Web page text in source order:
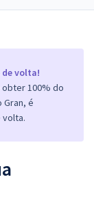
volta!
100% do
Gran, é
volta.